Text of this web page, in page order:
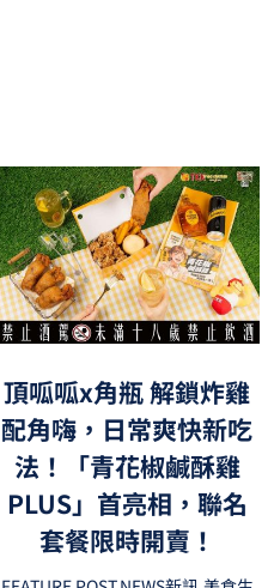
頂呱呱x角瓶 解鎖炸雞
配角嗨，日常爽快新吃
法！「青花椒鹹酥雞
PLUS」首亮相，聯名
套餐限時開賣！